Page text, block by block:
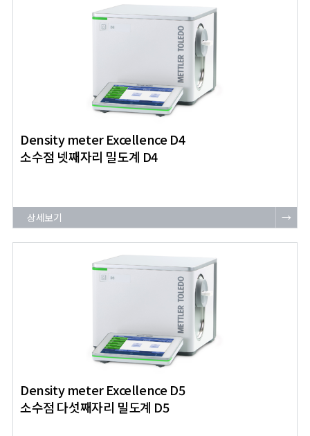
Density meter Excellence D4
소수점 넷째자리 밀도계 D4
상세보기 →
Density meter Excellence D5
소수점 다섯째자리 밀도계 D5